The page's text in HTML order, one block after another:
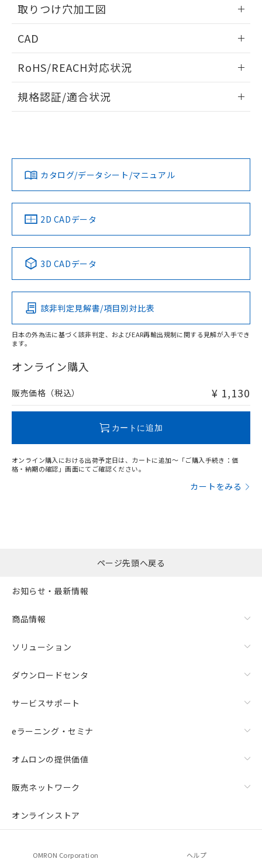
取りつけ穴加工図
CAD
ドすることができます。
ログイン/会員登録
ダウンロードデータをご利用いただく前に、以下を必ずお読
みください。
ソフトウェアの使用条件
RoHS/REACH対応状況
EU RoHS 注意事項・凡例
対応済み
中国 RoHS 注意事項・凡例
Pb Hg Cd Cr(VI)
O
在庫等で未対応品が混在する可能性があります。
問い合わせください。
規格認証/適合状況
LR型式承認
（イギリス
船舶規格）
DNV型式承認
（ノルウェー
BV型式承認
（フランス
KR型式
（韓国
No No No No
この製品の規格認証/適合状況ページへ
その他の認証はこちらのページからご検索ください
カタログ/データシート/マニュアル
2D CADデータ
3D CADデータ
該非判定見解書/項目別対比表
日本の外為法に基づく該非判定、およびEAR再輸出規制に関する見解が入手でき
ます。
オンライン購入
販売価格（税込） ¥ 1,130
カートに追加
オンライン購入における出荷予定日は、カートに追加～「ご購入手続き：価
格・納期の確認」画面にてご確認ください。
カートをみる
※当社の共同利用者とは、
の共同利用に関して"
の「1.共同利
EU RoHS指令（10物質）の非含有証明書
ものではありません。
また、RoHS指令のフタル酸エステル類４
物質の対応では、対応完了までの期間は出
荷製品に未対応品が混在することから備考
欄に対応日を記載しておりました。
ページ先頭へ戻る
お知らせ・最新情報
商品情報
ソリューション
ダウンロードセンタ
サービスサポート
eラーニング・セミナ
オムロンの提供価値
販売ネットワーク
オンラインストア
OMRON Corporation ヘルプ